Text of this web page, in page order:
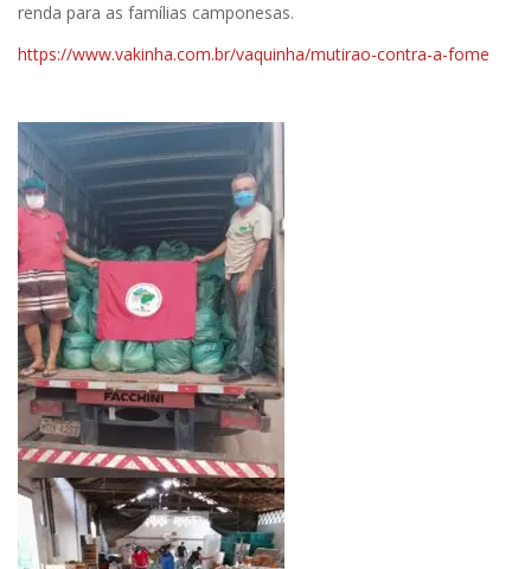
renda para as famílias camponesas.
https://www.vakinha.com.br/vaquinha/mutirao-contra-a-fome